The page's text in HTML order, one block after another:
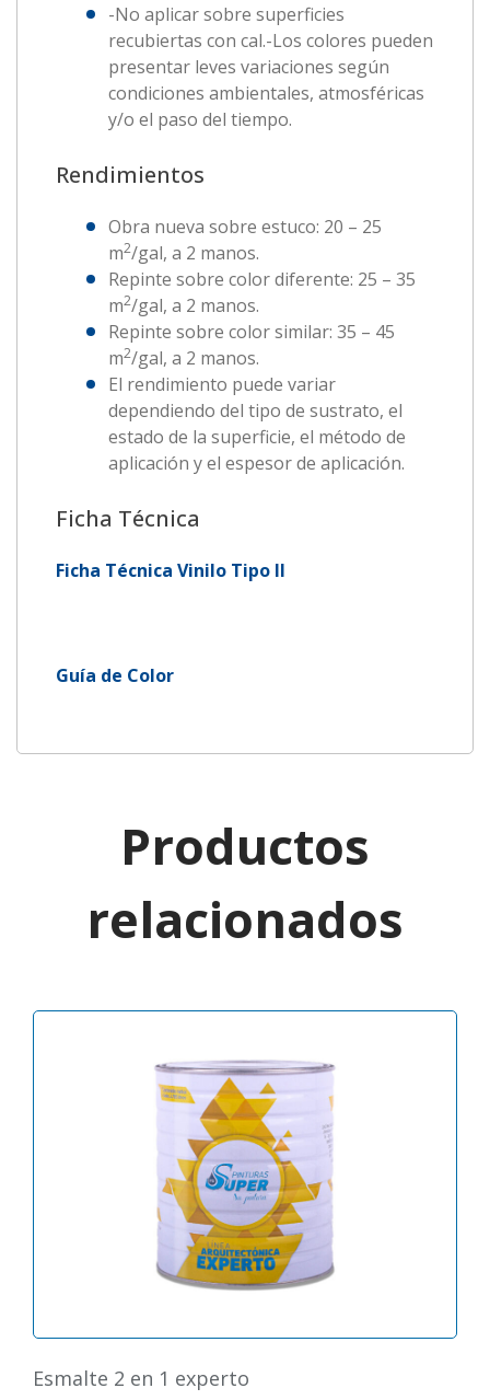
-No aplicar sobre superficies
recubiertas con cal.-Los colores pueden
presentar leves variaciones según
condiciones ambientales, atmosféricas
y/o el paso del tiempo.
Rendimientos
Obra nueva sobre estuco: 20 – 25
m2/gal, a 2 manos.
Repinte sobre color diferente: 25 – 35
m2/gal, a 2 manos.
Repinte sobre color similar: 35 – 45
m2/gal, a 2 manos.
El rendimiento puede variar
dependiendo del tipo de sustrato, el
estado de la superficie, el método de
aplicación y el espesor de aplicación.
Ficha Técnica
Ficha Técnica Vinilo Tipo II
Guía de Color
Productos
relacionados
esmalte 2 en 1 experto